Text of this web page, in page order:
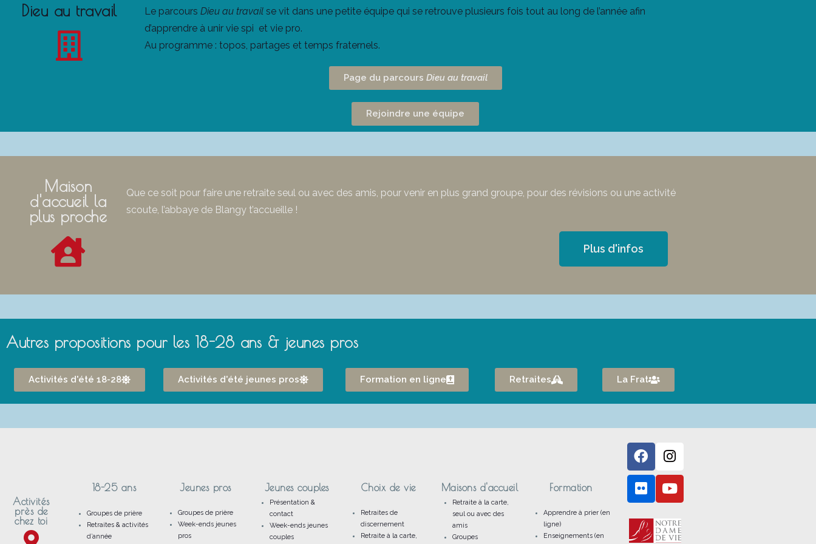
Dieu au travail Le parcours Dieu au travail se vit dans une petite équipe qui se retrouve plusieurs fois tout au long de l’année afin
d’apprendre à unir vie spi et vie pro.
Au programme : topos, partages et temps fraternels.
Page du parcours Dieu au travail
Rejoindre une équipe
Maison
d'accueil la
plus proche
Que ce soit pour faire une retraite seul ou avec des amis, pour venir en plus grand groupe, pour des révisions ou une activité
scoute, l’abbaye de Blangy t’accueille !
Plus d'infos
Autres propositions pour les 18-28 ans & jeunes pros
Activités d'été 18-28 Activités d'été jeunes pros Formation en ligne Retraites La Frat
Activités
près de
chez toi
18-25 ans
Groupes de prière
Retraites & activités
d’année
Jeunes pros
Groupes de prière
Week-ends jeunes
pros
Jeunes couples
Présentation &
contact
Week-ends jeunes
couples
Choix de vie
Retraites de
discernement
Retraite à la carte,
Maisons d'accueil
Retraite à la carte,
seul ou avec des
amis
Groupes
Formation
Apprendre à prier (en
ligne)
Enseignements (en